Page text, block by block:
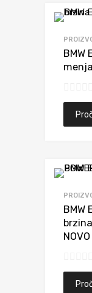
BMW
BMW
NOVO